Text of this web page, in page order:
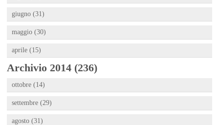
giugno (31)
maggio (30)
aprile (15)
Archivio 2014 (236)
ottobre (14)
settembre (29)
agosto (31)